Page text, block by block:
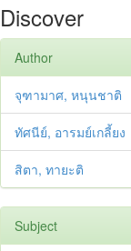
Discover
Author
จุฑามาศ, หนุนชาติ
ทัศนีย์, อารมย์เกลี้ยง
สิตา, ทายะติ
Subject